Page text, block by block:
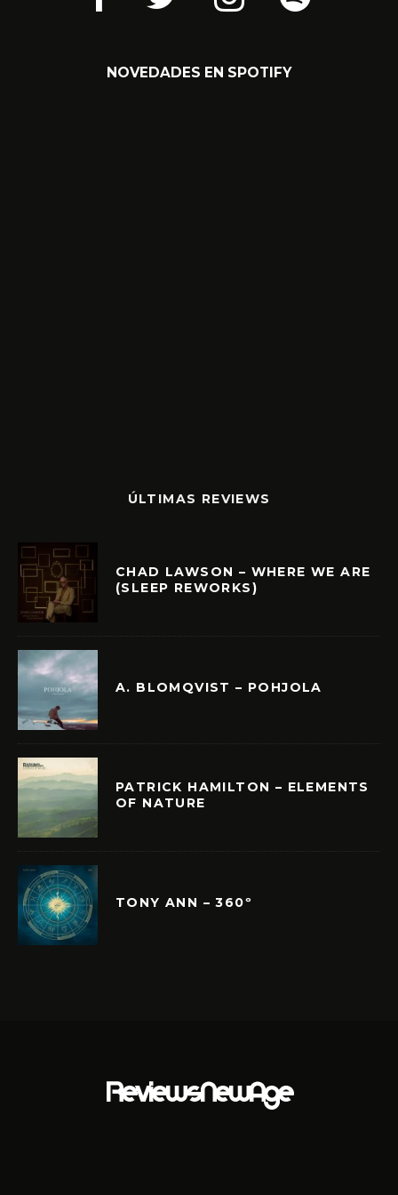
NOVEDADES EN SPOTIFY
ÚLTIMAS REVIEWS
CHAD LAWSON – WHERE WE ARE
(SLEEP REWORKS)
A. BLOMQVIST – POHJOLA
PATRICK HAMILTON – ELEMENTS
OF NATURE
TONY ANN – 360º